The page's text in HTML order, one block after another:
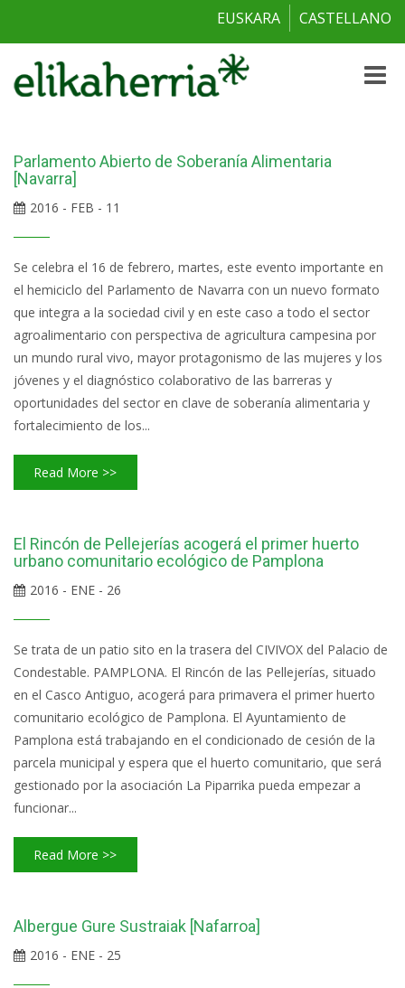
EUSKARA CASTELLANO
Toggle
Parlamento Abierto de Soberanía Alimentaria
[Navarra]
2016 - FEB - 11
Se celebra el 16 de febrero, martes, este evento importante en
el hemiciclo del Parlamento de Navarra con un nuevo formato
que integra a la sociedad civil y en este caso a todo el sector
agroalimentario con perspectiva de agricultura campesina por
un mundo rural vivo, mayor protagonismo de las mujeres y los
jóvenes y el diagnóstico colaborativo de las barreras y
oportunidades del sector en clave de soberanía alimentaria y
fortalecimiento de los...
Read More >>
El Rincón de Pellejerías acogerá el primer huerto
urbano comunitario ecológico de Pamplona
2016 - ENE - 26
Se trata de un patio sito en la trasera del CIVIVOX del Palacio de
Condestable. PAMPLONA. El Rincón de las Pellejerías, situado
en el Casco Antiguo, acogerá para primavera el primer huerto
comunitario ecológico de Pamplona. El Ayuntamiento de
Pamplona está trabajando en el condicionado de cesión de la
parcela municipal y espera que el huerto comunitario, que será
gestionado por la asociación La Piparrika pueda empezar a
funcionar...
Read More >>
Albergue Gure Sustraiak [Nafarroa]
2016 - ENE - 25